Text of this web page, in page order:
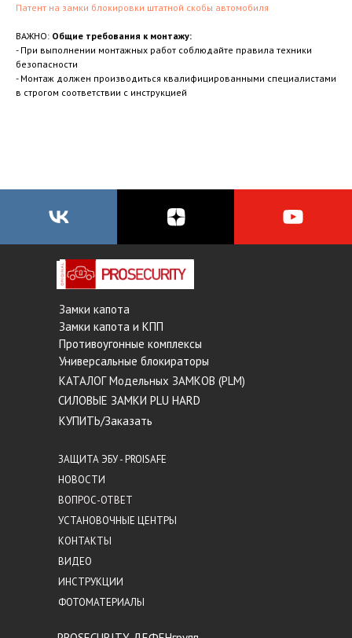
Патент на замки блокировки штатной скобы автомобиля
ВАЖНО: Общие требования к монтажу:
- При выполнении монтажных работ соблюдайте правила техники
безопасности
- Монтаж должен производиться квалифицированными специалистами
в строгом соответствии с инструкцией
Замки капота
Замки капота и КПП
Противоугонные комплексы
Универсальные блокираторы
КАТАЛОГ Модельных ЗАМКОВ (PLM)
СИЛОВЫЕ ЗАМКИ PLU HARD
ЗАЩИТА ЭБУ - PROISAFE
НОВОСТИ
ВОПРОС-ОТВЕТ
УСТАНОВОЧНЫЕ ЦЕНТРЫ
КОНТАКТЫ
ВИДЕО
ИНСТРУКЦИИ
ФОТОМАТЕРИАЛЫ
КУПИТЬ/Заказать